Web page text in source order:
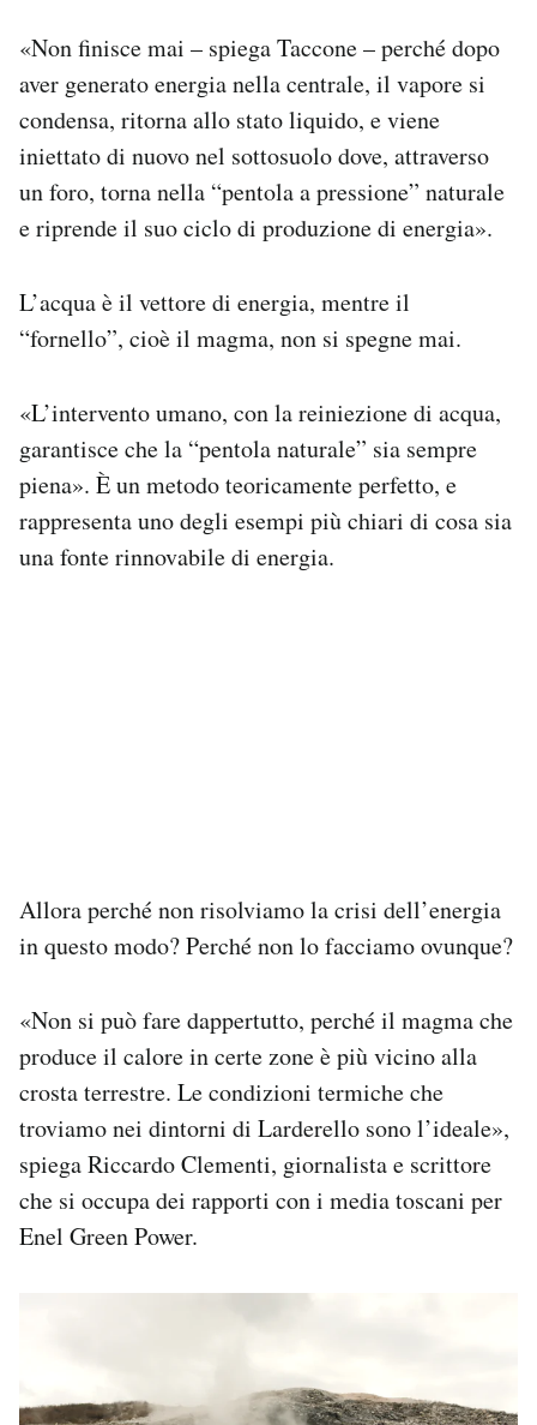
«Non finisce mai – spiega Taccone – perché dopo
aver generato energia nella centrale, il vapore si
condensa, ritorna allo stato liquido, e viene
iniettato di nuovo nel sottosuolo dove, attraverso
un foro, torna nella “pentola a pressione” naturale
e riprende il suo ciclo di produzione di energia».
L’acqua è il vettore di energia, mentre il
“fornello”, cioè il magma, non si spegne mai.
«L’intervento umano, con la reiniezione di acqua,
garantisce che la “pentola naturale” sia sempre
piena». È un metodo teoricamente perfetto, e
rappresenta uno degli esempi più chiari di cosa sia
una fonte rinnovabile di energia.
Allora perché non risolviamo la crisi dell’energia
in questo modo? Perché non lo facciamo ovunque?
«Non si può fare dappertutto, perché il magma che
produce il calore in certe zone è più vicino alla
crosta terrestre. Le condizioni termiche che
troviamo nei dintorni di Larderello sono l’ideale»,
spiega Riccardo Clementi, giornalista e scrittore
che si occupa dei rapporti con i media toscani per
Enel Green Power.